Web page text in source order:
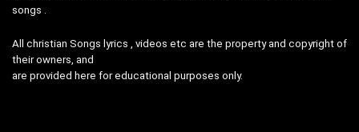
songs .
All christian Songs lyrics , videos etc are the property and copyright of
their owners, and
are provided here for educational purposes only.